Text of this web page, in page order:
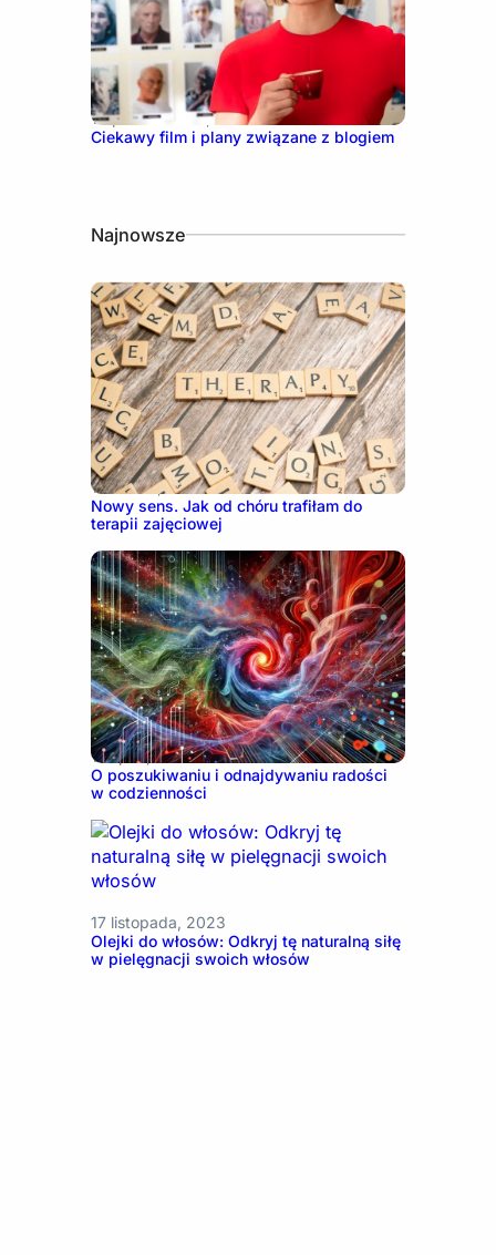
13 października, 2021
Ciekawy film i plany związane z blogiem
Najnowsze
18 marca, 2026
Nowy sens. Jak od chóru trafiłam do
terapii zajęciowej
12 lipca, 2024
O poszukiwaniu i odnajdywaniu radości
w codzienności
17 listopada, 2023
Olejki do włosów: Odkryj tę naturalną siłę
w pielęgnacji swoich włosów